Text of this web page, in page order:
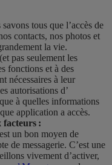
tous que l’accès de
contacts, nos photos et
la vie.
pas seulement les
fonctions et à des
nécessaires à leur
autorisations d’
à quelles informations
application a accès.
facteurs :
est un bon moyen de
de messagerie. C’est une
vivement d’activer,